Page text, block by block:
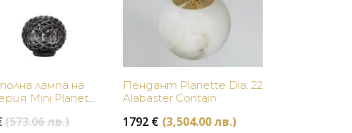
Купи
лампа на
Mini Planet
(573.06 лв.)Original
Купи
Пендант Planette Dia. 22
Alabaster Contain
1792 € (3,504.00 лв.)